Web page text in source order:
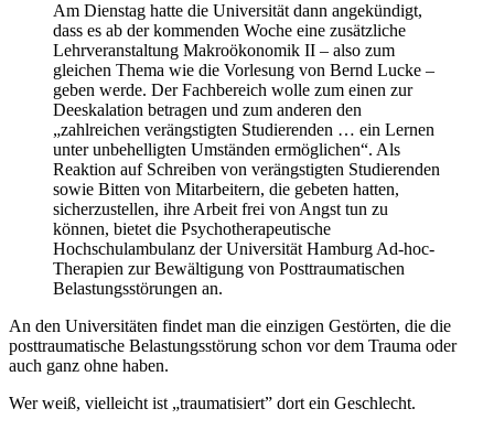
Am Dienstag hatte die Universität dann angekündigt,
dass es ab der kommenden Woche eine zusätzliche
Lehrveranstaltung Makroökonomik II – also zum
gleichen Thema wie die Vorlesung von Bernd Lucke –
geben werde. Der Fachbereich wolle zum einen zur
Deeskalation betragen und zum anderen den
„zahlreichen verängstigten Studierenden … ein Lernen
unter unbehelligten Umständen ermöglichen“. Als
Reaktion auf Schreiben von verängstigten Studierenden
sowie Bitten von Mitarbeitern, die gebeten hatten,
sicherzustellen, ihre Arbeit frei von Angst tun zu
können, bietet die Psychotherapeutische
Hochschulambulanz der Universität Hamburg Ad-hoc-
Therapien zur Bewältigung von Posttraumatischen
Belastungsstörungen an.
An den Universitäten findet man die einzigen Gestörten, die die
posttraumatische Belastungsstörung schon vor dem Trauma oder
auch ganz ohne haben.
Wer weiß, vielleicht ist „traumatisiert” dort ein Geschlecht.